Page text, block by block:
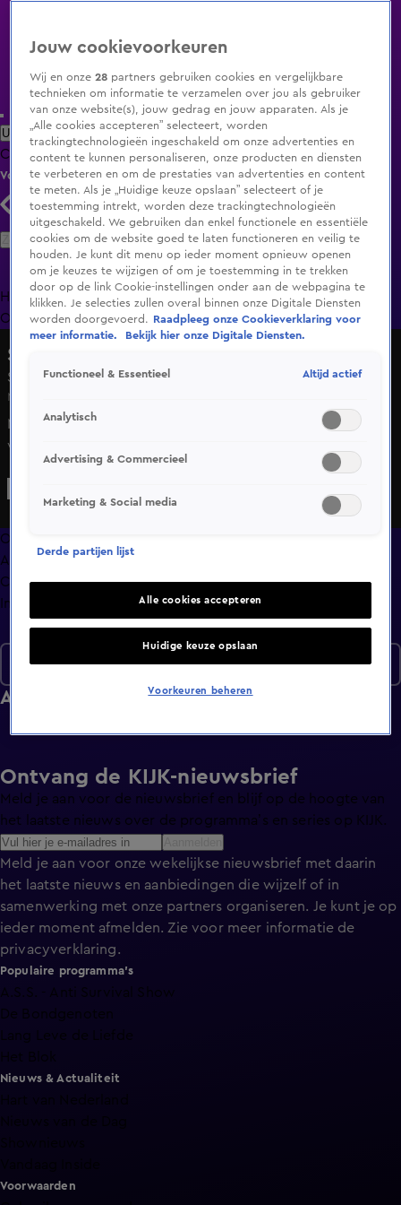
Uitzending Gemist Populaire programma's Zenders Genres
ClipsFilmsRadioSmart TV inlogShop
Volg KIJK
Zoeken
HomeUitzending Gemist Programma's De Bondgenoten
OranjezomerLivestreamsShop
Shownieuws
Seizoen 2026, aflevering 159
Ma 8 juni, 22:58
Mart Hoogkamer praat voor het eerst op camera over zijn
vader, die is opgepakt bij een grote politie-actie.
Schokkend nieuws uit Frankrijk: Patrick Bruel is
heeft nieuws voor mensen die dringend een huis zoeken.
Overzicht
Afleveringen
Clips
Info
Afleveringen
Seizoen 2026
Ontvang de KIJK-nieuwsbrief
Meld je aan voor de nieuwsbrief en blijf op de hoogte van
het laatste nieuws over de programma’s en series op KIJK.
Meld je aan voor onze wekelijkse nieuwsbrief met daarin
het laatste nieuws en aanbiedingen die wijzelf of in
samenwerking met onze partners organiseren. Je kunt je op
ieder moment afmelden. Zie voor meer informatie de
privacyverklaring.
Populaire programma's
A.S.S. - Anti Survival Show
De Bondgenoten
Lang Leve de Liefde
Het Blok
Nieuws & Actualiteit
Voorwaarden
Jouw cookievoorkeuren
Wij en onze28 partners gebruiken cookies en vergelijkbare
technieken om informatie te verzamelen over jou als gebruiker
van onze website(s), jouw gedrag en jouw apparaten. Als je
„Alle cookies accepteren” selecteert, worden
trackingtechnologieën ingeschakeld om onze advertenties en
content te kunnen personaliseren, onze producten en diensten
te verbeteren en om de prestaties van advertenties en content
te meten. Als je „Huidige keuze opslaan” selecteert of je
toestemming intrekt, worden deze trackingtechnologieën
uitgeschakeld. We gebruiken dan enkel functionele en essentiële
cookies om de website goed te laten functioneren en veilig te
houden. Je kunt dit menu op ieder moment opnieuw openen
om je keuzes te wijzigen of om je toestemming in te trekken
door op de link Cookie-instellingen onder aan de webpagina te
klikken. Je selecties zullen overal binnen onze Digitale Diensten
worden doorgevoerd.
Raadpleeg onze Cookieverklaring voor
meer informatie.
Bekijk hier onze Digitale Diensten.
Functioneel & Essentieel Altijd actief
Analytisch
Advertising & Commercieel
Marketing & Social media
Derde partijen lijst
Alle cookies accepteren
Huidige keuze opslaan
Voorkeuren beheren